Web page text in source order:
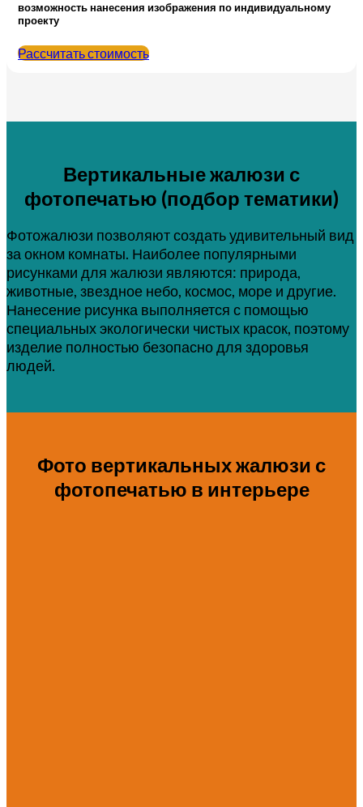
возможность нанесения изображения по индивидуальному
проекту
Рассчитать стоимость
Вертикальные жалюзи с
фотопечатью (подбор тематики)
Фотожалюзи позволяют создать удивительный вид
за окном комнаты. Наиболее популярными
рисунками для жалюзи являются: природа,
животные, звездное небо, космос, море и другие.
Нанесение рисунка выполняется с помощью
специальных экологически чистых красок, поэтому
изделие полностью безопасно для здоровья
людей.
Фото вертикальных жалюзи с
фотопечатью в интерьере